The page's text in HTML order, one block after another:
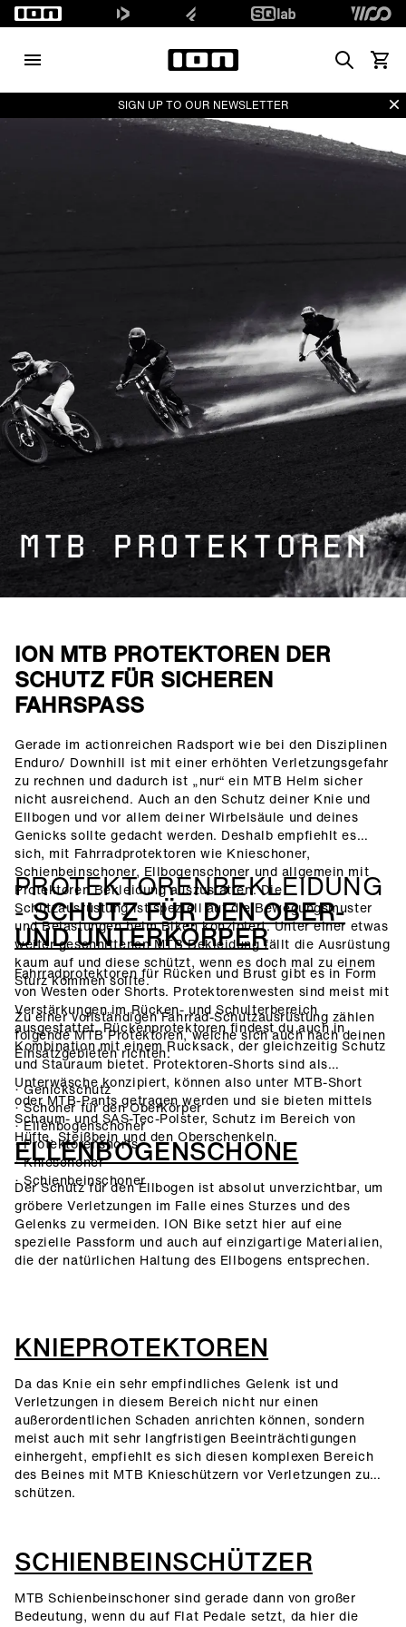
Search
SIGN UP TO OUR NEWSLETTER
MTB PROTEKTOREN
ION MTB PROTEKTOREN DER
SCHUTZ FÜR SICHEREN
FAHRSPASS
()=>i(r.text)
Gerade im actionreichen Radsport wie bei den Disziplinen
Enduro/ Downhill ist mit einer erhöhten Verletzungsgefahr
zu rechnen und dadurch ist „nur“ ein MTB Helm sicher
nicht ausreichend. Auch an den Schutz deiner Knie und
Ellbogen und vor allem deiner Wirbelsäule und deines
Genicks sollte gedacht werden. Deshalb empfiehlt es
sich, mit Fahrradprotektoren wie Knieschoner,
Schienbeinschoner, Ellbogenschoner und allgemein mit
Protektoren Bekleidung auszustatten. Die
Schutzausrüstung ist speziell auf die Bewegungsmuster
und Belastungen beim Biken konzipiert. Unter einer etwas
weiter geschnittenen MTB Bekleidung fällt die Ausrüstung
kaum auf und diese schützt, wenn es doch mal zu einem
Sturz kommen sollte.
Zu einer vollständigen Fahrrad-Schutzausrüstung zählen
folgende MTB Protektoren, welche sich auch nach deinen
Einsatzgebieten richten:
· Genickschutz
· Schoner für den Oberkörper
· Ellenbogenschoner
· Protektorenshorts
· Knieschoner
· Schienbeinschoner
PROTEKTORENBEKLEIDUNG
-SCHUTZ FÜR DEN OBER-
UND UNTERKÖRPER
Fahrradprotektoren für Rücken und Brust gibt es in Form
von Westen oder Shorts. Protektorenwesten sind meist mit
Verstärkungen im Rücken- und Schulterbereich
ausgestattet. Rückenprotektoren findest du auch in
Kombination mit einem Rucksack, der gleichzeitig Schutz
und Stauraum bietet. Protektoren-Shorts sind als
Unterwäsche konzipiert, können also unter MTB-Short
oder MTB-Pants getragen werden und sie bieten mittels
Schaum- und SAS-Tec-Polster, Schutz im Bereich von
Hüfte, Steißbein und den Oberschenkeln.
ELLENBOGENSCHONE
Der Schutz für den Ellbogen ist absolut unverzichtbar, um
gröbere Verletzungen im Falle eines Sturzes und des
Gelenks zu vermeiden. ION Bike setzt hier auf eine
spezielle Passform und auch auf einzigartige Materialien,
die der natürlichen Haltung des Ellbogens entsprechen.
KNIEPROTEKTOREN
Da das Knie ein sehr empfindliches Gelenk ist und
Verletzungen in diesem Bereich nicht nur einen
außerordentlichen Schaden anrichten können, sondern
meist auch mit sehr langfristigen Beeinträchtigungen
einhergeht, empfiehlt es sich diesen komplexen Bereich
des Beines mit MTB Knieschützern vor Verletzungen zu
schützen.
SCHIENBEINSCHÜTZER
MTB Schienbeinschoner sind gerade dann von großer
Bedeutung, wenn du auf Flat Pedale setzt, da hier die